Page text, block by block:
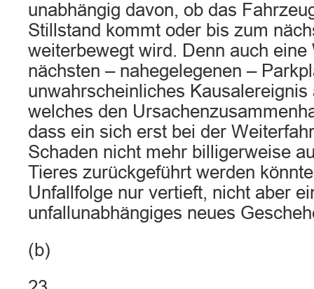
unabhängig davon, ob das
Stillstand kommt oder bis zum
weiterbewegt wird. Denn auch
nächsten – nahegelegenen –
unwahrscheinliches
welches den
dass ein sich erst bei der
Schaden nicht mehr billigerweise
Tieres zurückgeführt werden
Unfallfolge nur vertieft, nicht aber
unfallunabhängiges neues
(b)